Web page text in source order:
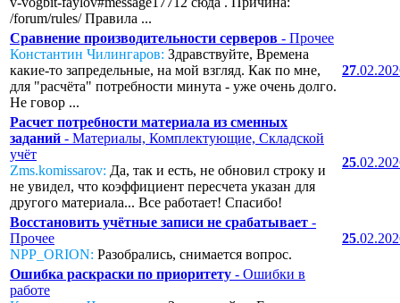
/forum/rules/ Правила ...
Сравнение производительности серверов - Прочее
Константин Чилингаров: Здравствуйте, Времена
какие-то запредельные, на мой взгляд. Как по мне,
для "расчёта" потребности минута - уже очень долго.
Не говор ...
27
Расчет потребности материала из сменных
заданий - Материалы, Комплектующие, Складской
учёт
Zms.komissarov: Да, так и есть, не обновил строку и
не увидел, что коэффициент пересчета указан для
другого материала... Все работает! Спасибо!
25
Восстановить учётные записи не срабатывает -
Прочее
NPP_ORION: Разобрались, снимается вопрос.
25
Ошибка раскраски по приоритету - Ошибки в
работе